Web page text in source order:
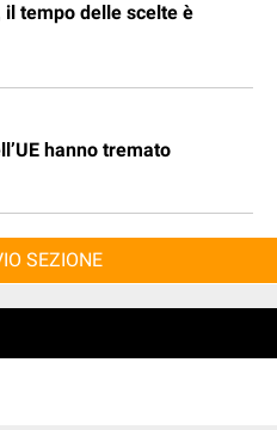
il tempo delle scelte è
hanno tremato
SEZIONE